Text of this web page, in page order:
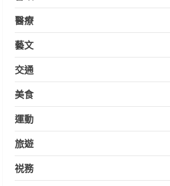
醫療
藝文
交通
美食
運動
旅遊
祱務